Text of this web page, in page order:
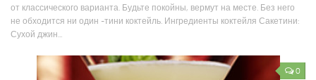
от классического варианта. Будьте покойны, вермут на месте. Без него
не обходится ни один -тини коктейль. Ингредиенты коктейля Сакетини:
Сухой джин...
0